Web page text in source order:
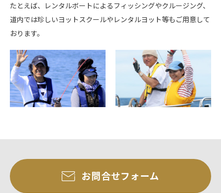
たとえば、レンタルボートによるフィッシングやクルージング、
道内では珍しいヨットスクールやレンタルヨット等もご用意して
おります。
お問合せフォーム